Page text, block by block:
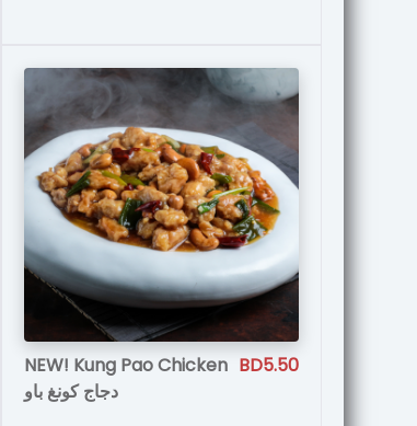
NEW! Kung Pao Chicken
دجاج كونغ باو
BD5.50